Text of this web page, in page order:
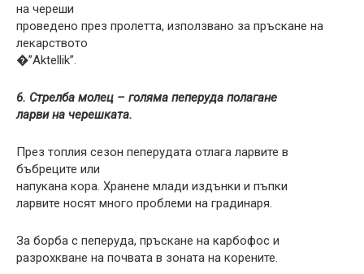
на череши
проведено през пролетта, използвано за пръскане на
лекарството
�”Aktellik”.
6. Стрелба молец – голяма пеперуда полагане
ларви на черешката.
През топлия сезон пеперудата отлага ларвите в
бъбреците или
напукана кора. Хранене млади издънки и пъпки
ларвите носят много проблеми на градинаря.
За борба с пеперуда, пръскане на карбофос и
разрохкване на почвата в зоната на корените.